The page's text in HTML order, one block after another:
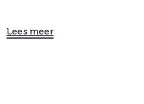
Lees meer